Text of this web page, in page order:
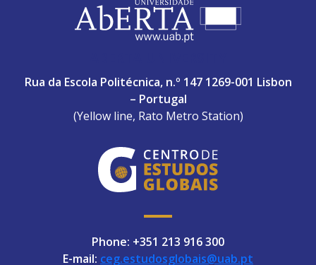
Rua da Escola Politécnica, n.º 147 1269-001 Lisbon
– Portugal
(Yellow line, Rato Metro Station)
Phone: +351 213 916 300
E-mail: ceg.estudosglobais@uab.pt